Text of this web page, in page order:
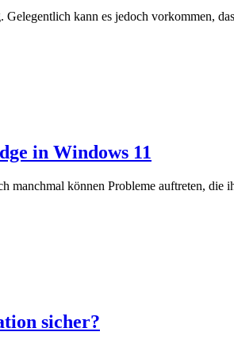
kann es jedoch vorkommen,
in Windows 11
manchmal können Probleme auftreten, die
sicher?